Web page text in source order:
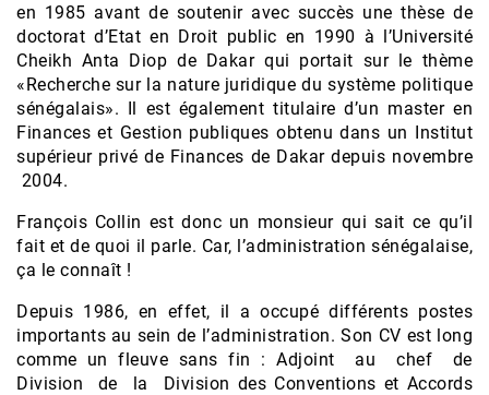
en 1985 avant de soutenir avec succès une thèse de
doctorat d’Etat en Droit public en 1990 à l’Université
Cheikh Anta Diop de Dakar qui portait sur le thème
«Recherche sur la nature juridique du système politique
sénégalais». Il est également titulaire d’un master en
Finances et Gestion publiques obtenu dans un Institut
supérieur privé de Finances de Dakar depuis novembre
2004.
François Collin est donc un monsieur qui sait ce qu’il
fait et de quoi il parle. Car, l’administration sénégalaise,
ça le connaît !
Depuis 1986, en effet, il a occupé différents postes
importants au sein de l’administration. Son CV est long
comme un fleuve sans fin : Adjoint au chef de
Division de la Division des Conventions et Accords